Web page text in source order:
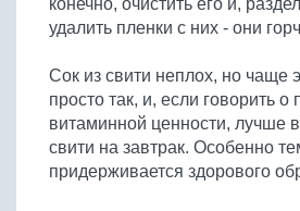
Бобовые
Крупы
конечно, очистить его и,
удалить пленки с них - они
Сок из свити неплох, но чаще
просто так, и, если говорить о
витаминной ценности, лучше
свити на завтрак. Особенно
придерживается здорового